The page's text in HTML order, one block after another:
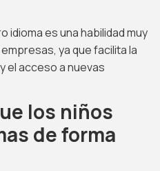
idioma es una habilidad muy
ya que facilita la
el acceso a nuevas
los niños
de forma